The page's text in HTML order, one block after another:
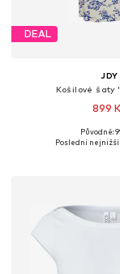
DEAL
JDY
Košilové šaty
899
Dostupné velikosti:
Původně:
Poslední nejnižší